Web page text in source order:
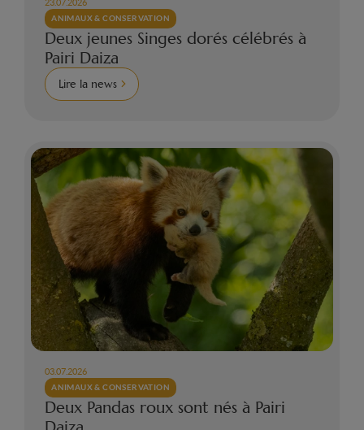
23.07.2026
ANIMAUX & CONSERVATION
Deux jeunes Singes dorés célébrés à
Pairi Daiza
Lire la news
03.07.2026
ANIMAUX & CONSERVATION
Deux Pandas roux sont nés à Pairi